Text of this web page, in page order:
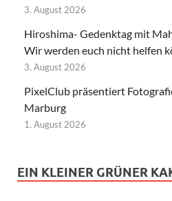
3. August 2026
Hiroshima- Gedenktag mit
Wir werden euch nicht helfen
3. August 2026
PixelClub präsentiert
Marburg
1. August 2026
EIN KLEINER GRÜNER